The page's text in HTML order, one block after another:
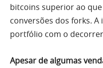
bitcoins superior ao
conversões dos forks. A
portfólio com o
Apesar de algumas